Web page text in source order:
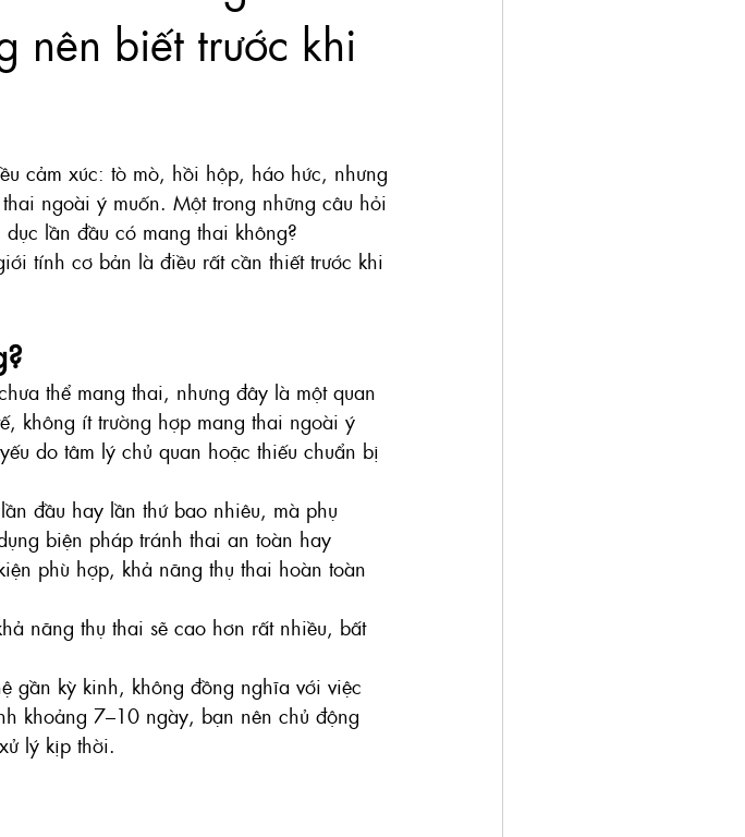
nên biết trước khi
cảm xúc: tò mò, hồi hộp, háo hức, nhưng
ngoài ý muốn. Một trong những câu hỏi
lần đầu có mang thai không?
tính cơ bản là điều rất cần thiết trước khi
thể mang thai, nhưng đây là một quan
không ít trường hợp mang thai ngoài ý
do tâm lý chủ quan hoặc thiếu chuẩn bị
đầu hay lần thứ bao nhiêu, mà phụ
biện pháp tránh thai an toàn hay
phù hợp, khả năng thụ thai hoàn toàn
năng thụ thai sẽ cao hơn rất nhiều, bất
gần kỳ kinh, không đồng nghĩa với việc
khoảng 7–10 ngày, bạn nên chủ động
lý kịp thời.